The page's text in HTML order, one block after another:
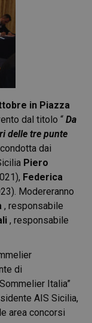
in Piazza
dal titolo “ Da
delle tre punte
dai
Piero
Federica
Modereranno
, responsabile
, responsabile
di
Italia”
AIS Sicilia,
area concorsi